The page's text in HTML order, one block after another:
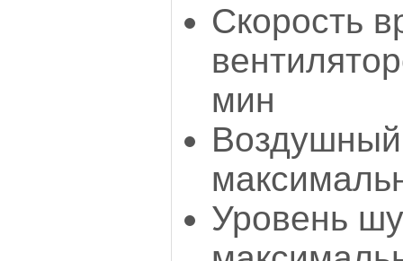
Скорость
мин
Воздушный
Уровень